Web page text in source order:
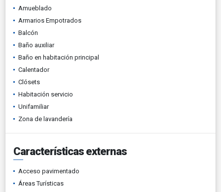
Amueblado
Armarios Empotrados
Balcón
Baño auxiliar
Baño en habitación principal
Calentador
Clósets
Habitación servicio
Unifamiliar
Zona de lavandería
Características externas
Acceso pavimentado
Áreas Turísticas